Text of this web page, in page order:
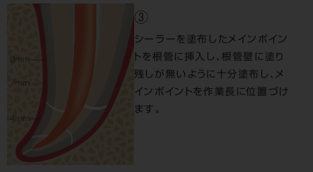
③
シーラーを塗布したメインポイン
トを根管に挿入し、根管壁に塗り
残しが無いように十分塗布し、メ
インポイントを作業長に位置づけ
ます。